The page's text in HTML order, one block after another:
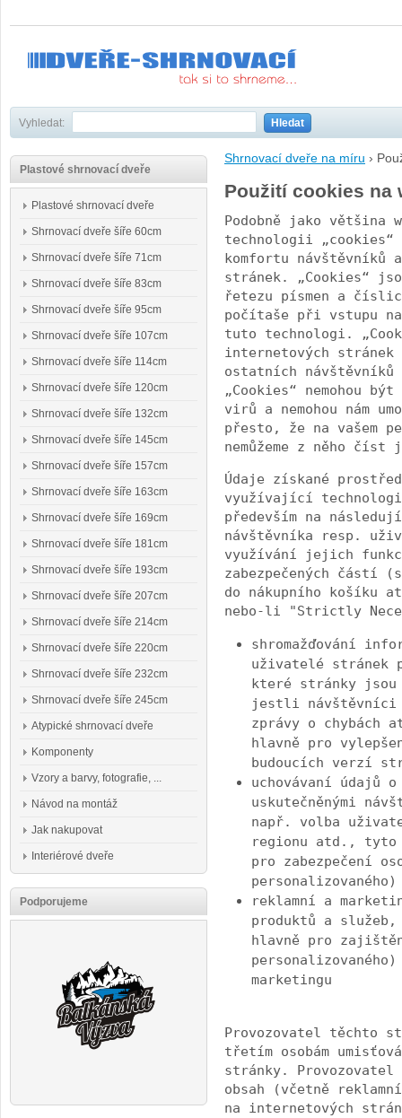
Vyhledat: Hledat
Shrnovací dveře na míru ›
Použití cookies na
Podobně jako většina
technologii
komfortu návštěvníků
stránek. „Cookies“
řetezu písmen a
počítaše při vstupu
tuto technologi.
internetových
ostatních
„Cookies“ nemohou
virů a nemohou nám
přesto, že na vašem
nemůžeme z něho
Údaje získané
využívající
především na
návštěvníka resp.
využívání jejich
zabezpečených částí
do nákupního košíku
nebo-li "Strictly
shromažďování
uživatelé stránek
které stránky jsou
jestli návštěvníci
zprávy o chybách
hlavně pro
budoucích verzí
uchovávaní údajů
uskutečněnými
např. volba
regionu atd., tyto
pro zabezpečení
reklamní a
produktů a
hlavně pro
marketingu
Provozovatel těchto
třetím osobám
stránky.
obsah (včetně
na internetových
Plastové shrnovací dveře
Plastové shrnovací dveře
Shrnovací dveře šíře 60cm
Shrnovací dveře šíře 71cm
Shrnovací dveře šíře 83cm
Shrnovací dveře šíře 95cm
Shrnovací dveře šíře 107cm
Shrnovací dveře šíře 114cm
Shrnovací dveře šíře 120cm
Shrnovací dveře šíře 132cm
Shrnovací dveře šíře 145cm
Shrnovací dveře šíře 157cm
Shrnovací dveře šíře 163cm
Shrnovací dveře šíře 169cm
Shrnovací dveře šíře 181cm
Shrnovací dveře šíře 193cm
Shrnovací dveře šíře 207cm
Shrnovací dveře šíře 214cm
Shrnovací dveře šíře 220cm
Shrnovací dveře šíře 232cm
Shrnovací dveře šíře 245cm
Atypické shrnovací dveře
Komponenty
Vzory a barvy, fotografie, ...
Návod na montáž
Jak nakupovat
Interiérové dveře
Podporujeme